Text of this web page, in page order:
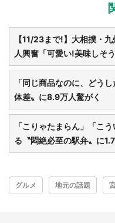
【11/23まで!】大相撲・
人興奮「可愛い!美味しそ
「同じ商品なのに、どう
体差〟に8.9万人驚がく
「こりゃたまらん」「こ
る〝悶絶必至の駅弁〟に
グルメ 地元の話題